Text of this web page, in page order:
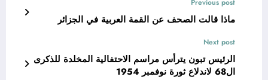
Previous post
ماذا قالت الصحف عن القمة العربية في الجزائر
Next post
الرئيس تبون يترأس مراسم الاحتفالية المخلدة للذكرى
ال68 لاندلاع ثورة نوفمبر 1954